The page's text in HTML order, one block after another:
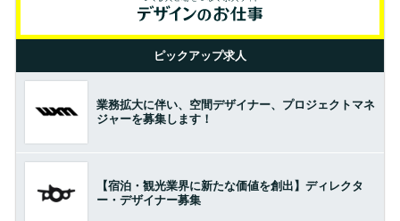
ピックアップ求人
業務拡大に伴い、空間デザイナー、プロジェクトマネ
ジャーを募集します！
【宿泊・観光業界に新たな価値を創出】ディレクタ
ー・デザイナー募集